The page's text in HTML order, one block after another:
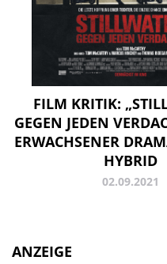
FILM KRITIK:
GEGEN JEDEN
ERWACHSENER
HYBRID
02.09.2021
ANZEIGE